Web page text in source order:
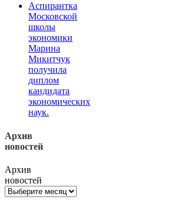
Аспирантка
Московской
школы
экономики
Марина
Микитчук
получила
диплом
кандидата
экономических
наук.
Архив
новостей
Архив
новостей